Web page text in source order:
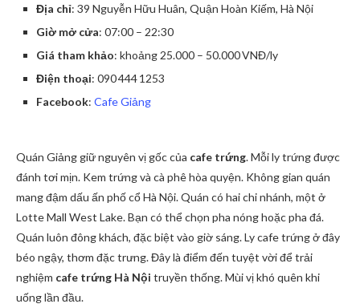
Địa chỉ: 39 Nguyễn Hữu Huân, Quận Hoàn Kiếm, Hà Nội
Giờ mở cửa: 07:00 – 22:30
Giá tham khảo: khoảng 25.000 – 50.000 VNĐ/ly
Điện thoại: 090 444 1253
Facebook: Cafe Giảng
Quán Giảng giữ nguyên vị gốc của cafe trứng. Mỗi ly trứng được
đánh tơi mịn. Kem trứng và cà phê hòa quyện. Không gian quán
mang đậm dấu ấn phố cổ Hà Nội. Quán có hai chi nhánh, một ở
Lotte Mall West Lake. Bạn có thể chọn pha nóng hoặc pha đá.
Quán luôn đông khách, đặc biệt vào giờ sáng. Ly cafe trứng ở đây
béo ngậy, thơm đặc trưng. Đây là điểm đến tuyệt vời để trải
nghiệm cafe trứng Hà Nội truyền thống. Mùi vị khó quên khi
uống lần đầu.